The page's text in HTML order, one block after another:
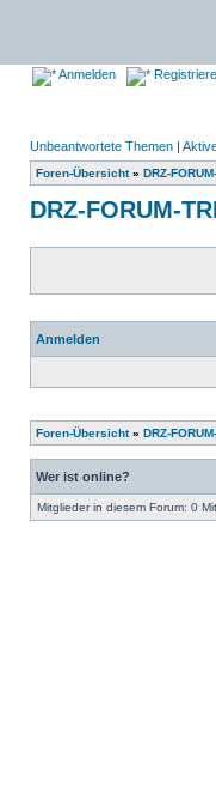
Anmelden
Unbeantwortete Themen |
Foren-Übersicht» DRZ-
DRZ-FORUM-
Anmelden
Foren-Übersicht» DRZ-
Wer ist online?
Mitglieder in diesem Forum: 0